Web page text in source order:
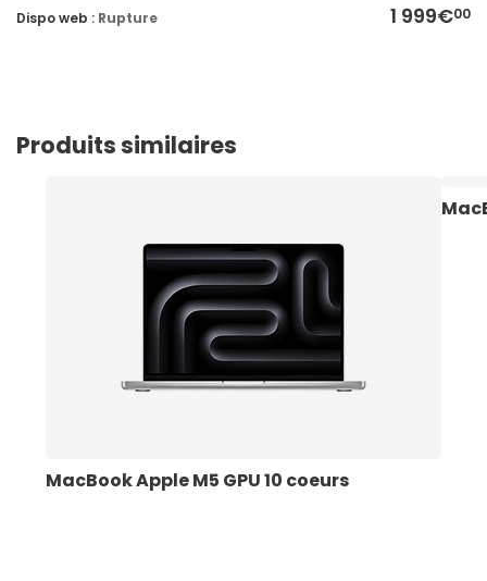
1 999€00
Dispo web : Rupture
Produits similaires
MacBook Apple M5 GPU 10 coeurs